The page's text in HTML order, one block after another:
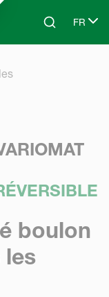
contentSearchFR
Select
boulon